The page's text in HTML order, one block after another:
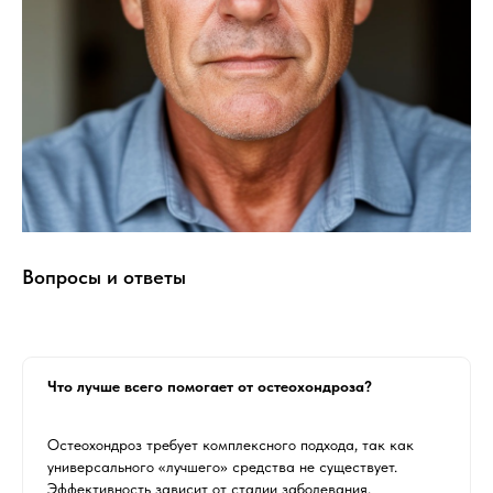
Вопросы и ответы
Что лучше всего помогает от остеохондроза?
Остеохондроз требует комплексного подхода, так как
универсального «лучшего» средства не существует.
Эффективность зависит от стадии заболевания,